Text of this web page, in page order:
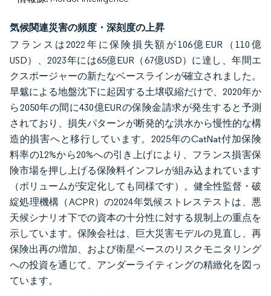
気候関連災害の頻度・深刻度の上昇
フランスは2022年に保険損失額が106億EUR（110億
USD）、2023年には65億EUR（67億USD）に達し、年間エ
クスポージャーの新たなベースラインが確立されました。
旱魃による地盤沈下に起因する土壌収縮だけで、2020年か
ら2050年の間に430億EURの保険金請求が発生すると予測
されており、損失パターンが断発的な洪水から慢性的な構
造的損害へと移行しています。2025年のCatNat付加保険
料率の12%から20%への引き上げにより、フランス損害保
険市場を押し上げる保険料インフレが組み込まれています
（ボリュームが安定化しても同様です）。健全性監督・破
綻処理機構（ACPR）の2024年気候ストレステストは、悪
天候シナリオ下での資本の十分性に対する規制上の重点を
示しています。保険会社は、巨大災害モデルの見直し、再
保険出再の増加、および衛星ベースのリスクモニタリング
への投資を通じて、アンダーライティングの精緻化を図っ
ています。